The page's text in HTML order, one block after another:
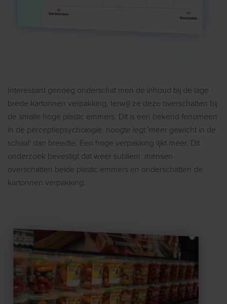
Interessant genoeg onderschat men de inhoud bij de lage
brede kartonnen verpakking, terwijl ze deze overschatten bij
de smalle hoge plastic emmers. Dit is een bekend fenomeen
in de perceptiepsychologie: hoogte legt 'meer gewicht in de
schaal' dan breedte. Een hoge verpakking lijkt meer. Dit
onderzoek bevestigt dat weer subliem: mensen
overschatten beide plastic emmers en onderschatten de
kartonnen verpakking.